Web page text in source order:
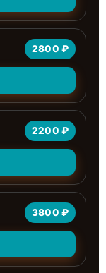
2800 ₽
2200 ₽
3800 ₽